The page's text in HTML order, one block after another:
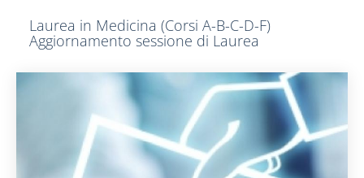
Laurea in Medicina (Corsi A-B-C-D-F)
Aggiornamento sessione di Laurea